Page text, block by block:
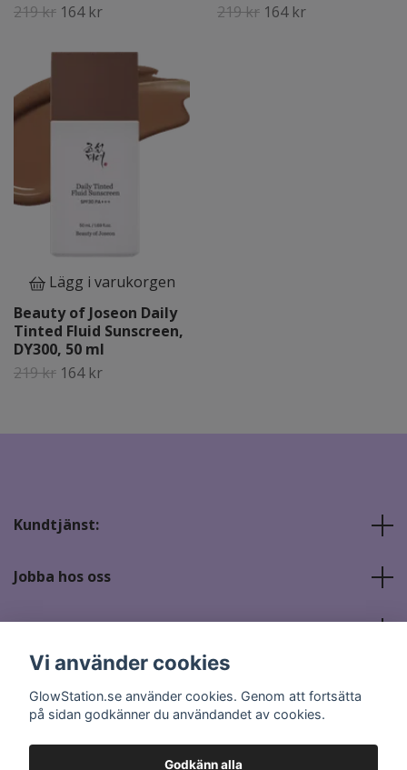
219 kr 164 kr
219 kr 164 kr
Lägg i varukorgen
Beauty of Joseon Daily
Tinted Fluid Sunscreen,
DY300, 50 ml
219 kr 164 kr
Kundtjänst:
Jobba hos oss
Sociala medier
Vi använder cookies
GlowStation.se använder cookies. Genom att fortsätta
på sidan godkänner du användandet av cookies.
Godkänn alla